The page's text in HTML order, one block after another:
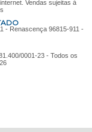
Vendas sujeitas à
- Renascença 96815-911 -
0001-23 - Todos os